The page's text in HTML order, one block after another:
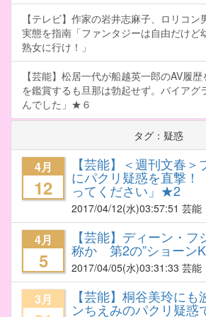
【テレビ】作家の岩井志麻子、ロリコ
実態を指南「ファンタジーは自由だけど
熟女に行け！」
【芸能】松居一代が船越英一郎のAV履
を鑑賞するも旦那は勃起せず。バイアグ
んでした」★６
タグ：疑惑
4月
12
【芸能】＜週刊文春
にパクリ疑惑を直撃！
ってください」★2
2017/04/12(水)03:57:51 芸能
4月
5
【芸能】ディーン・
称か 第2の”ショーン
2017/04/05(水)03:31:33 芸能
3月 【芸能】桐谷美玲に
ンちえみのパクリ疑惑